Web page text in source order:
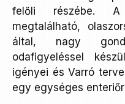
felőli részébe. A
megtalálható,
által, nagy
odafigyeléssel
igényei és Varró
egy egységes